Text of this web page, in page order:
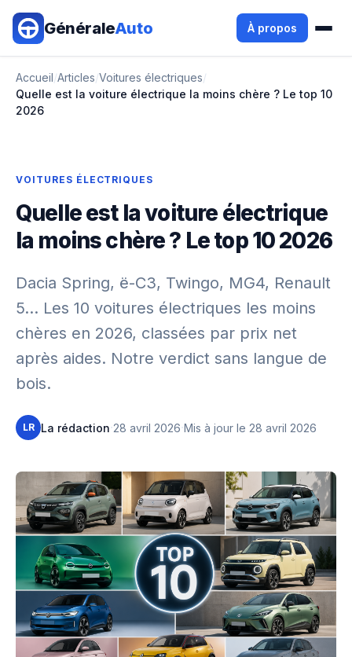
Aller au contenu principal
GénéraleAuto À propos
Accueil/Articles/Voitures électriques/
Quelle est la voiture électrique la moins chère ? Le top 10
2026
VOITURES ÉLECTRIQUES
Quelle est la voiture électrique
la moins chère ? Le top 10 2026
Dacia Spring, ë-C3, Twingo, MG4, Renault
5... Les 10 voitures électriques les moins
chères en 2026, classées par prix net
après aides. Notre verdict sans langue de
bois.
LR La rédaction·28 avril 2026·Mis à jour le 28 avril 2026